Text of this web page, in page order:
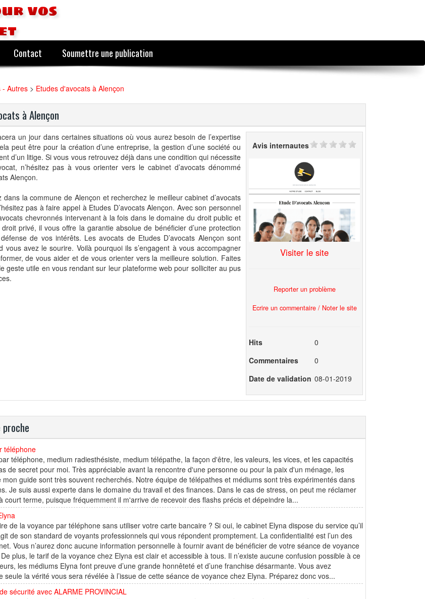
vos
Contact Soumettre une publication
- Autres > Etudes d'avocats à Alençon
à Alençon
un jour dans certaines situations où vous aurez besoin de l’expertise
peut être pour la création d’une entreprise, la gestion d’une société ou
d’un litige. Si vous vous retrouvez déjà dans une condition qui nécessite
n’hésitez pas à vous orienter vers le cabinet d’avocats dénommé
Alençon.
dans la commune de Alençon et recherchez le meilleur cabinet d’avocats
pas à faire appel à Etudes D’avocats Alençon. Avec son personnel
chevronnés intervenant à la fois dans le domaine du droit public et
privé, il vous offre la garantie absolue de bénéficier d’une protection
de vos intérêts. Les avocats de Etudes D’avocats Alençon sont
vous avez le sourire. Voilà pourquoi ils s’engagent à vous accompagner
de vous aider et de vous orienter vers la meilleure solution. Faites
geste utile en vous rendant sur leur plateforme web pour solliciter au pus
Avis internautes
Visiter le site
Reporter un problème
Ecrire un commentaire / Noter le site
Hits
0
Commentaires
0
Date de validation 08-01-2019
téléphone
téléphone, medium radiesthésiste, medium télépathe, la façon d'être, les valeurs, les vices, et les capacités
de secret pour moi. Très appréciable avant la rencontre d'une personne ou pour la paix d'un ménage, les
mon guide sont très souvent recherchés. Notre équipe de télépathes et médiums sont très expérimentés dans
Je suis aussi experte dans le domaine du travail et des finances. Dans le cas de stress, on peut me réclamer
court terme, puisque fréquemment il m'arrive de recevoir des flashs précis et dépeindre la...
de la voyance par téléphone sans utiliser votre carte bancaire ? Si oui, le cabinet Elyna dispose du service qu’il
de son standard de voyants professionnels qui vous répondent promptement. La confidentialité est l’un des
Vous n’aurez donc aucune information personnelle à fournir avant de bénéficier de votre séance de voyance
plus, le tarif de la voyance chez Elyna est clair et accessible à tous. Il n’existe aucune confusion possible à ce
les médiums Elyna font preuve d’une grande honnêteté et d’une franchise désarmante. Vous avez
seule la vérité vous sera révélée à l’issue de cette séance de voyance chez Elyna. Préparez donc vos...
sécurité avec ALARME PROVINCIAL